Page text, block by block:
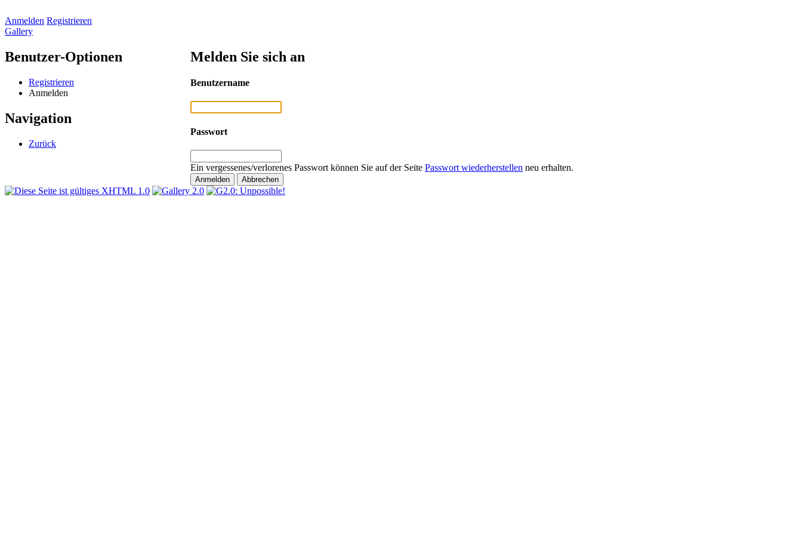
Anmelden Registrieren
Gallery
Benutzer-Optionen
Registrieren
Anmelden
Navigation
Zurück
Melden Sie sich an
Benutzername
Passwort
Ein vergessenes/verlorenes Passwort können Sie auf der Seite Passwort wiederherstellen neu erhalten.